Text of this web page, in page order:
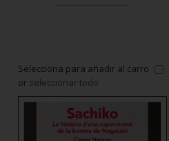
Selecciona para añadir al carro
or seleccionar todo